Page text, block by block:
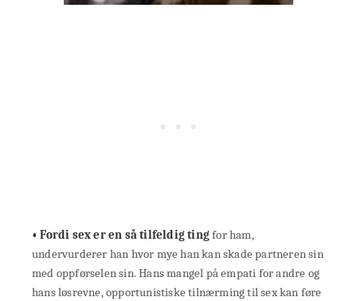
• Fordi sex er en så tilfeldig tingfor ham,
undervurderer han hvor mye han kan skade partneren sin
med oppførselen sin. Hans mangel på empati for andre og
hans løsrevne, opportunistiske tilnærming til sex kan føre